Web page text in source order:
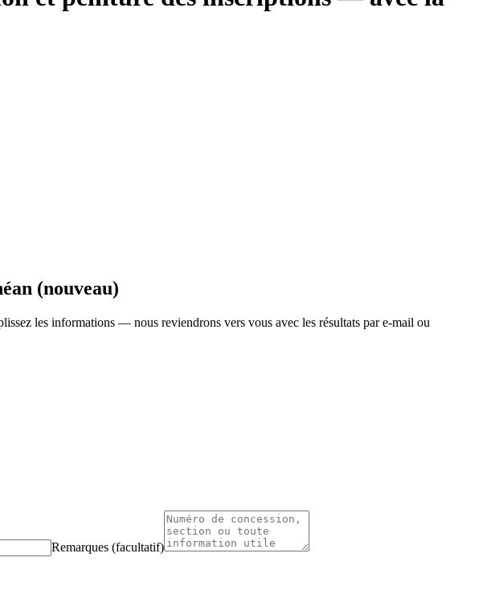
(nouveau)
les informations — nous reviendrons vers vous avec les résultats par e-mail ou
Remarques (facultatif)